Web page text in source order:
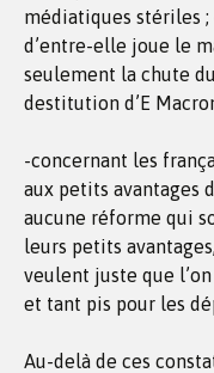
médiatiques stériles ;
d’entre-elle joue le
seulement la chute
destitution d’E
-concernant les
aux petits avantages
aucune réforme qui
leurs petits
veulent juste que
et tant pis pour les
Au-delà de ces